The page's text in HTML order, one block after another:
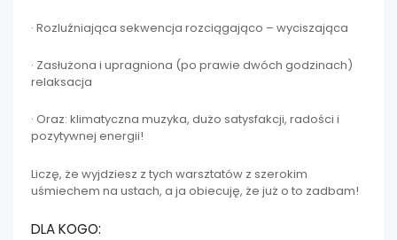
· Rozluźniająca sekwencja rozciągająco – wyciszająca
· Zasłużona i upragniona (po prawie dwóch godzinach)
relaksacja
· Oraz: klimatyczna muzyka, dużo satysfakcji, radości i
pozytywnej energii!
Liczę, że wyjdziesz z tych warsztatów z szerokim
uśmiechem na ustach, a ja obiecuję, że już o to zadbam!
DLA KOGO: